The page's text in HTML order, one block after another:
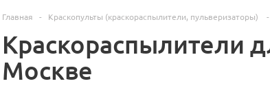
Главная - Краскопульты (краскораспылители, пульверизаторы) -
Краскораспылители
Москве